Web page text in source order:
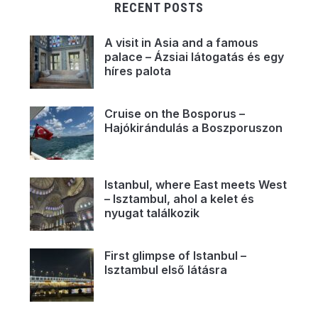
RECENT POSTS
A visit in Asia and a famous
palace – Ázsiai látogatás és egy
híres palota
Cruise on the Bosporus –
Hajókirándulás a Boszporuszon
Istanbul, where East meets West
– Isztambul, ahol a kelet és
nyugat találkozik
First glimpse of Istanbul –
Isztambul első látásra